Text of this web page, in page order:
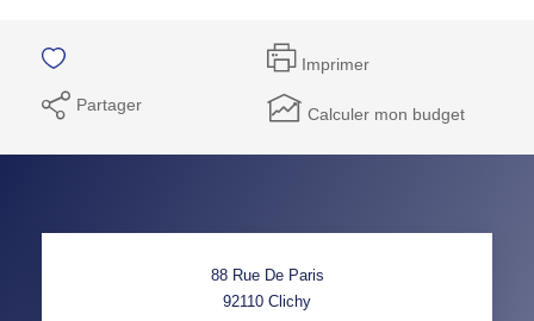
Imprimer
Partager Calculer mon budget
88 Rue De Paris
92110 Clichy